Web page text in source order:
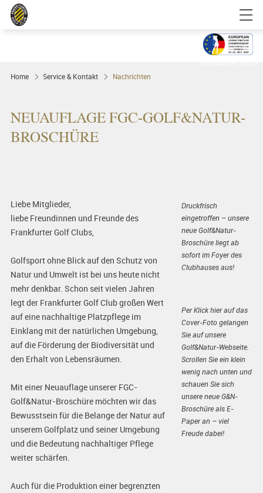
Home Service & Kontakt Nachrichten
NEUAUFLAGE FGC-GOLF&NATUR-
BROSCHÜRE
Liebe Mitglieder,
liebe Freundinnen und Freunde des
Frankfurter Golf Clubs,
Golfsport ohne Blick auf den Schutz von
Natur und Umwelt ist bei uns heute nicht
mehr denkbar. Schon seit vielen Jahren
legt der Frankfurter Golf Club großen Wert
auf eine nachhaltige Platzpflege im
Einklang mit der natürlichen Umgebung,
auf die Förderung der Biodiversität und
den Erhalt von Lebensräumen.
Mit einer Neuauflage unserer FGC-
Golf&Natur-Broschüre möchten wir das
Bewusstsein für die Belange der Natur auf
unserem Golfplatz und seiner Umgebung
und die Bedeutung nachhaltiger Pflege
weiter schärfen.
Auch für die Produktion einer begrenzten
Druckfrisch
eingetroffen – unsere
neue Golf&Natur-
Broschüre liegt ab
sofort im Foyer des
Clubhauses aus!
Per Klick hier auf das
Cover-Foto gelangen
Sie auf unsere
Golf&Natur-Webseite.
Scrollen Sie ein klein
wenig nach unten und
schauen Sie sich
unsere neue G&N-
Broschüre als E-
Paper an – viel
Freude dabei!